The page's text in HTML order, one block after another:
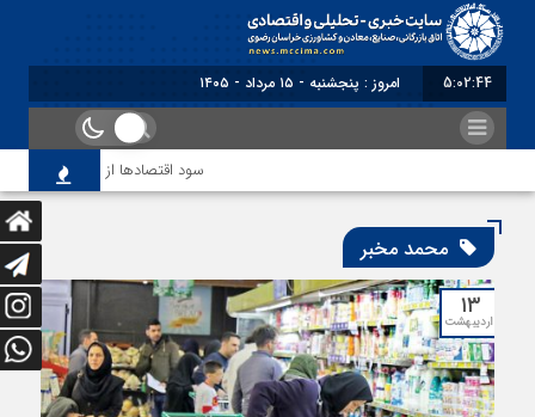
5:02:44 امروز : پنجشنبه - ۱۵ مرداد - ۱۴۰۵
سود اقتصاد‌ها از هوش مصنوعی
محمد مخبر
۱۳
اردیبهشت